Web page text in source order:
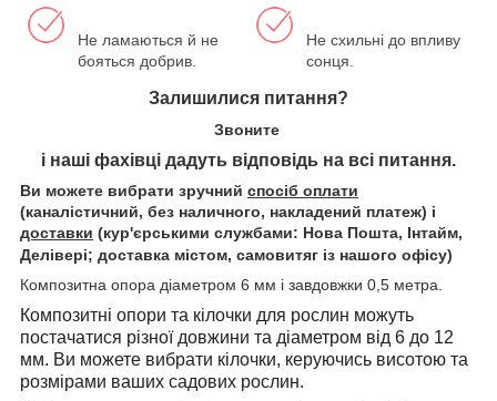
Не ламаються й не
бояться добрив.
Не схильні до впливу
сонця.
Залишилися питання?
Звоните
і наші фахівці дадуть відповідь на всі питання.
Ви можете вибрати зручний спосіб оплати
(каналістичний, без наличного, накладений платеж) і
доставки (кур'єрськими службами: Нова Пошта, Інтайм,
Делівері; доставка містом, самовитяг із нашого офісу)
Композитна опора діаметром 6 мм і завдовжки 0,5 метра.
Композитні опори та кілочки для рослин можуть
постачатися різної довжини та діаметром від 6 до 12
мм. Ви можете вибрати кілочки, керуючись висотою та
розмірами ваших садових рослин.